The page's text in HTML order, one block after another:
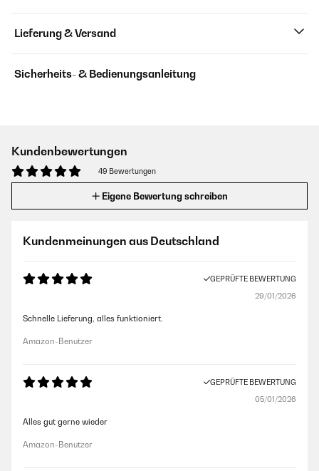
Lieferung & Versand
Sicherheits- & Bedienungsanleitung
Kundenbewertungen
49 Bewertungen
Eigene Bewertung schreiben
Kundenmeinungen aus Deutschland
GEPRÜFTE BEWERTUNG
29/01/2026
Schnelle Lieferung, alles funktioniert.
Amazon-Benutzer
GEPRÜFTE BEWERTUNG
05/01/2026
Alles gut gerne wieder
Amazon-Benutzer